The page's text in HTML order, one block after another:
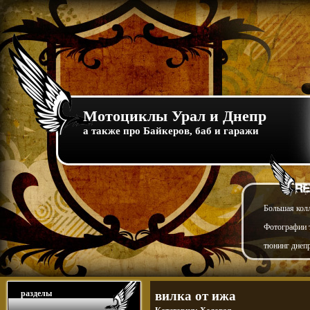
Мотоциклы Урал и Днепр
а также про Байкеров, баб и гаражи
Большая
Фотографии
тюнинг
разделы вилка от ижа